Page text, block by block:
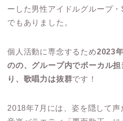
ーした男性アイドルグループ
でもありました。
個人活動に専念するため2023
のの、グループ内でボーカル
り、歌唱力は抜群です！
2018年7月には、姿を隠して声